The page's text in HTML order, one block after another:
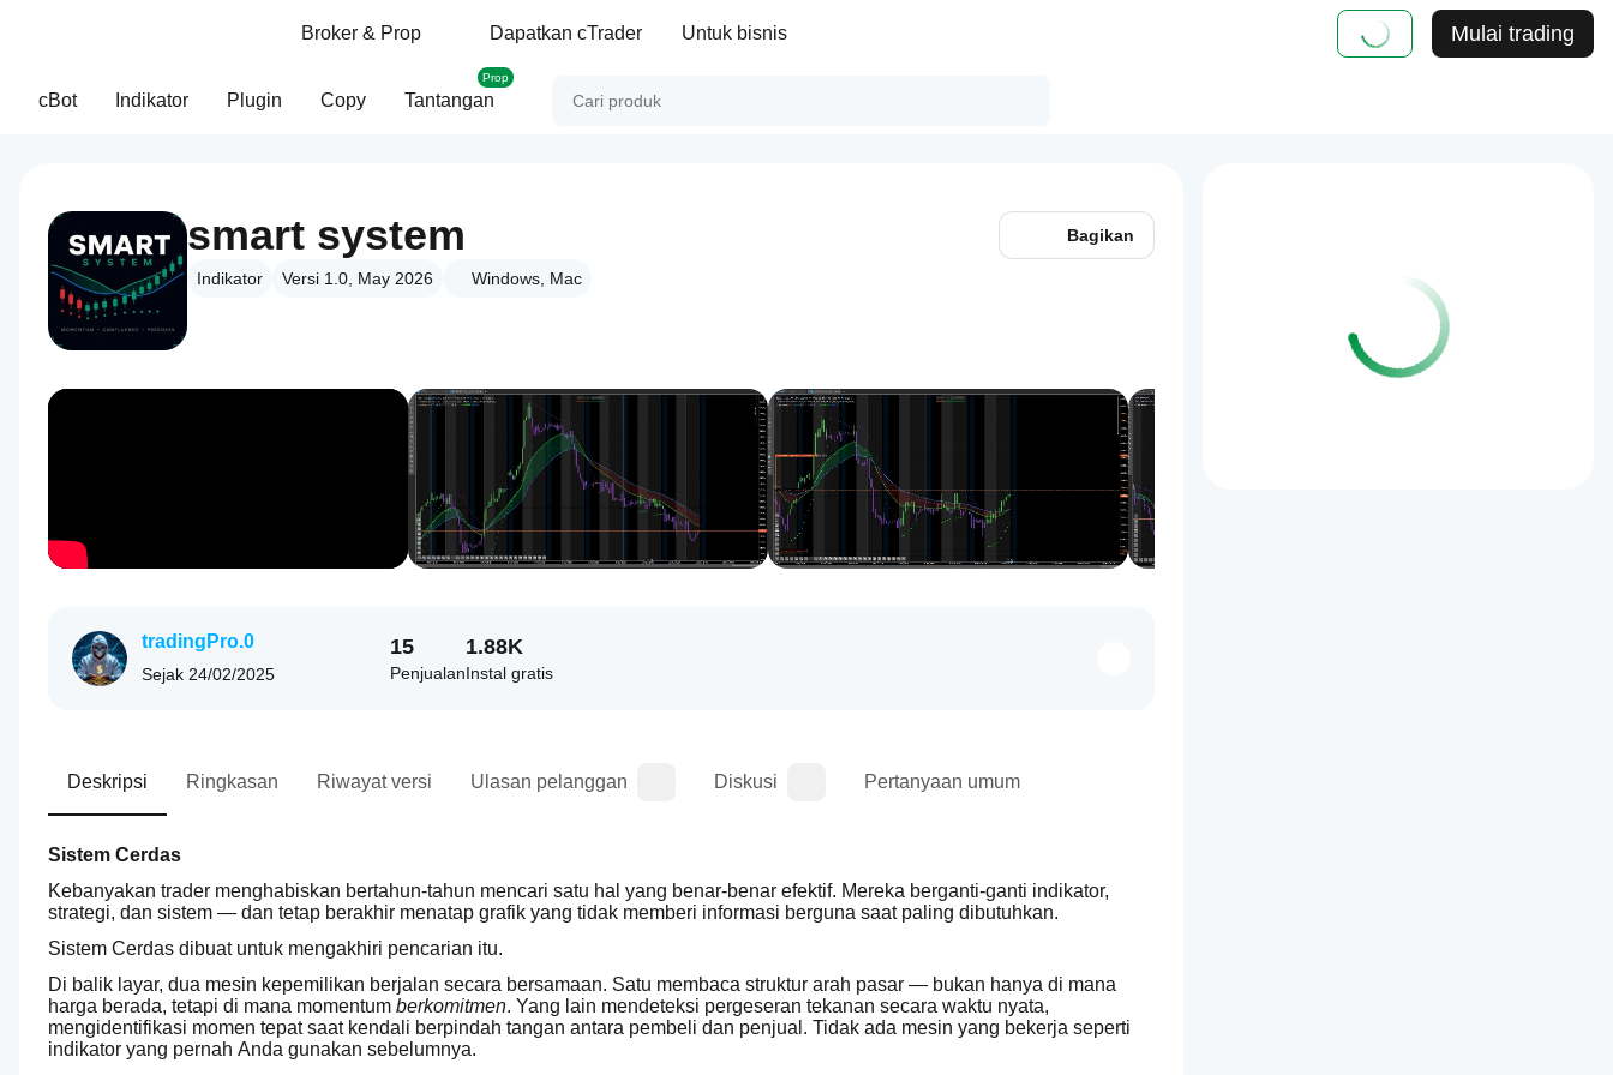
Broker & Prop Dapatkan cTrader Untuk bisnis Mulai trading
cBot Indikator Plugin Copy Tantangan
Prop
smart system
Indikator Versi 1.0, May 2026 Windows, Mac
Bagikan
tradingPro.0
Sejak 24/02/2025
15
Penjualan
1.88K
Instal gratis
Deskripsi Ringkasan Riwayat versi Ulasan pelanggan Diskusi Pertanyaan umum
Sistem Cerdas
Kebanyakan trader menghabiskan bertahun-tahun mencari satu hal yang benar-benar efektif. Mereka berganti-ganti indikator,
strategi, dan sistem — dan tetap berakhir menatap grafik yang tidak memberi informasi berguna saat paling dibutuhkan.
Sistem Cerdas dibuat untuk mengakhiri pencarian itu.
Di balik layar, dua mesin kepemilikan berjalan secara bersamaan. Satu membaca struktur arah pasar — bukan hanya di mana
harga berada, tetapi di mana momentum berkomitmen. Yang lain mendeteksi pergeseran tekanan secara waktu nyata,
mengidentifikasi momen tepat saat kendali berpindah tangan antara pembeli dan penjual. Tidak ada mesin yang bekerja seperti
indikator yang pernah Anda gunakan sebelumnya.